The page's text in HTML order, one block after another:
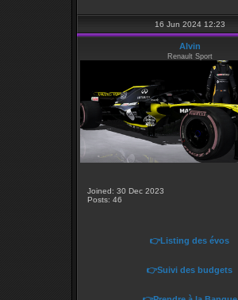
16 Jun 2024 12:23
Alvin
Renault Sport
Joined: 30 Dec 2023
Posts: 46
👉Listing des évos
👉Suivi des budgets